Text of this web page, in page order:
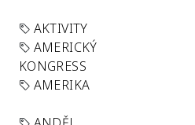
AKTIVITY
AMERICKÝ
KONGRESS
AMERIKA